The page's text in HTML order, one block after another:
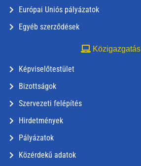
Európai Uniós pályázatok
Egyéb szerződések
Közigazgatás
Képviselőtestület
Bizottságok
Szervezeti felépítés
Hirdetmények
Pályázatok
Közérdekű adatok